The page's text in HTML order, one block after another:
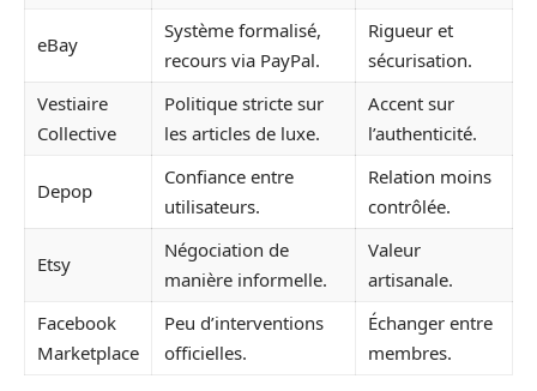
eBay
Système formalisé,
recours via PayPal.
Rigueur et
sécurisation.
Vestiaire
Collective
Politique stricte sur
les articles de luxe.
Accent sur
l’authenticité.
Depop
Confiance entre
utilisateurs.
Relation moins
contrôlée.
Etsy
Négociation de
manière informelle.
Valeur
artisanale.
Facebook
Marketplace
Peu d’interventions
officielles.
Échanger entre
membres.